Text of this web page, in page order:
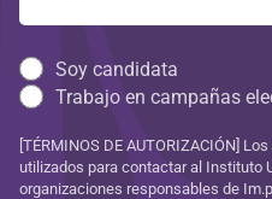
Soy candidata
Trabajo en campañas
[TÉRMINOS DE AUTORIZACIÓN]
utilizados para contactar al Instituto
organizaciones responsables de